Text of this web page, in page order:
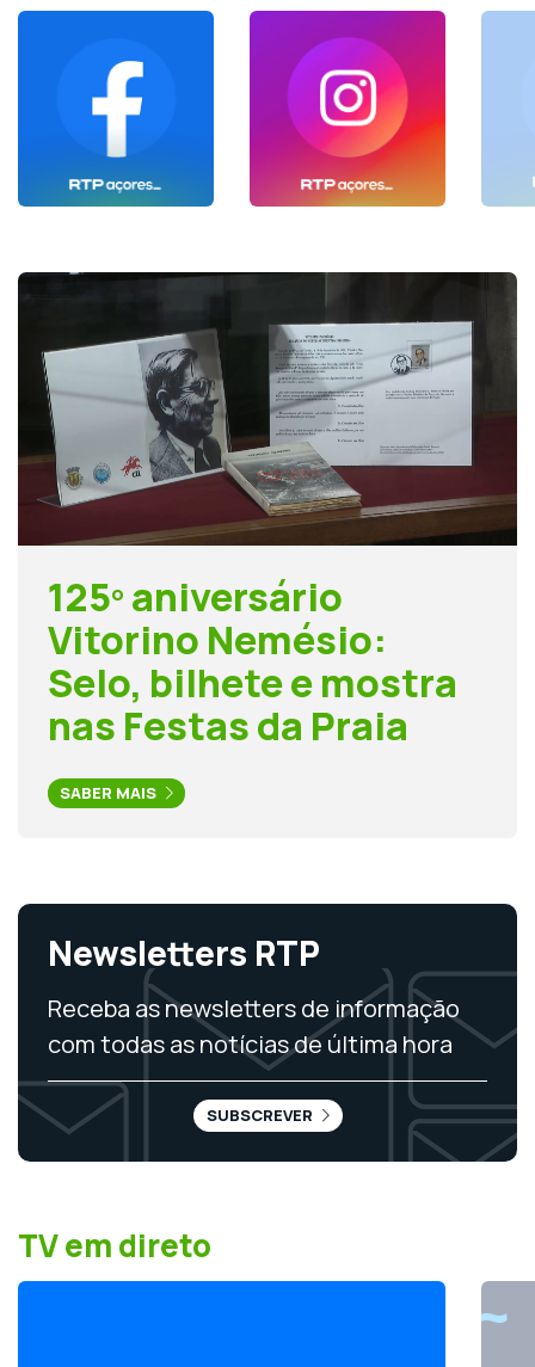
125º aniversário
Vitorino Nemésio:
Selo, bilhete e mostra
nas Festas da Praia
SABER MAIS
Newsletters RTP
Receba as newsletters de informação
com todas as notícias de última hora
SUBSCREVER
TV em direto